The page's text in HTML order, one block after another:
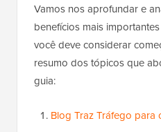
Vamos nos aprofundar e
benefícios mais
você deve considerar
resumo dos tópicos que
guia:
Blog Traz Tráfego para